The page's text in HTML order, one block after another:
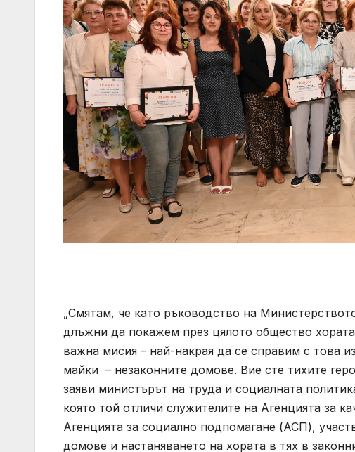
„Смятам, че като ръководство на
длъжни да покажем през цялото общество
важна мисия – най-накрая да се справим с това
майки – незаконните домове. Вие сте тихите
заяви министърът на труда и социалната
която той отличи служителите на Агенцията за
Агенцията за социално подпомагане (АСП),
домове и настаняването на хората в тях в